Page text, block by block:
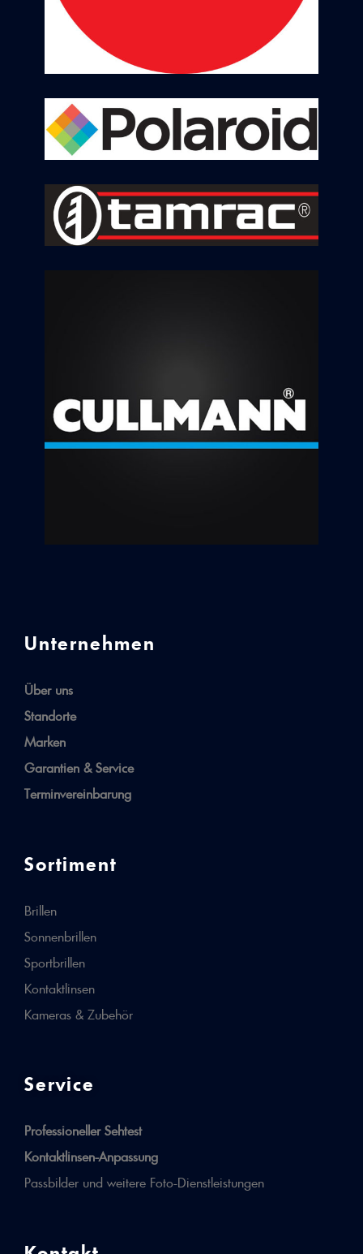
Unternehmen
Über uns
Standorte
Marken
Garantien & Service
Terminvereinbarung
Sortiment
Brillen
Sonnenbrillen
Sportbrillen
Kontaktlinsen
Kameras & Zubehör
Service
Professioneller Sehtest
Kontaktlinsen-Anpassung
Passbilder und weitere Foto-Dienstleistungen